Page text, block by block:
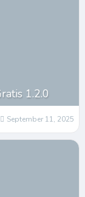
1.2.0
September 11, 2025